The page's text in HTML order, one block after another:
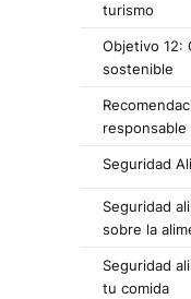
turismo
Objetivo 12:
sostenible
responsable
Seguridad
Seguridad
sobre la
Seguridad
tu comida